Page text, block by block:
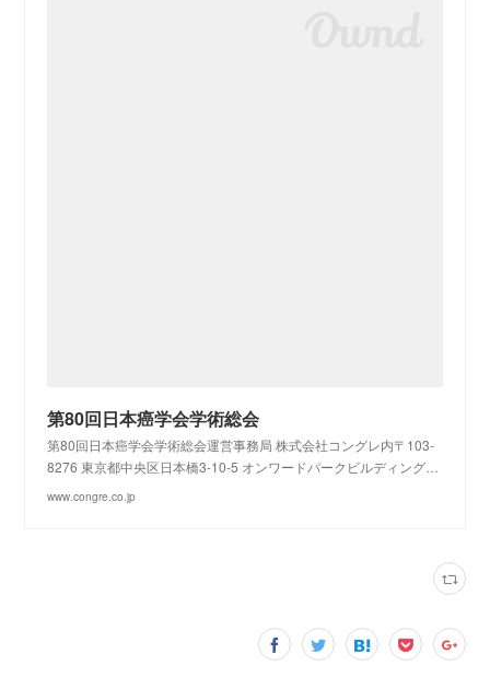
第80回日本癌学会学術総会
第80回日本癌学会学術総会運営事務局 株式会社コングレ内〒103-
8276 東京都中央区日本橋3-10-5 オンワードパークビルディング…
www.congre.co.jp